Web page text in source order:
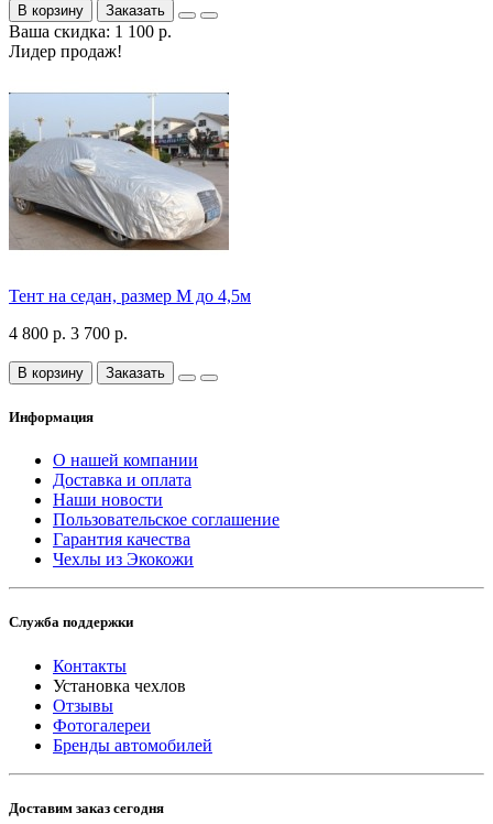
В корзину Заказать
Ваша скидка: 1 100 р.
Лидер продаж!
Тент на седан, размер М до 4,5м
4 800 р. 3 700 р.
В корзину Заказать
Информация
О нашей компании
Доставка и оплата
Наши новости
Пользовательское соглашение
Гарантия качества
Чехлы из Экокожи
Служба поддержки
Контакты
Установка чехлов
Отзывы
Фотогалереи
Бренды автомобилей
Доставим заказ сегодня